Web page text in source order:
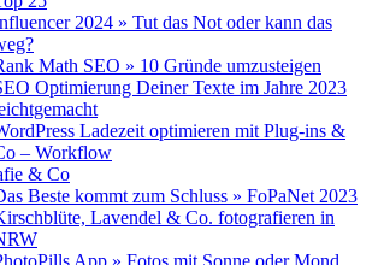
2024 » Tut das Not oder kann das
Math SEO » 10 Gründe umzusteigen
Optimierung Deiner Texte im Jahre 2023
Ladezeit optimieren mit Plug-ins &
– Workflow
& Co
Beste kommt zum Schluss » FoPaNet 2023
Lavendel & Co. fotografieren in
App » Fotos mit Sonne oder Mond